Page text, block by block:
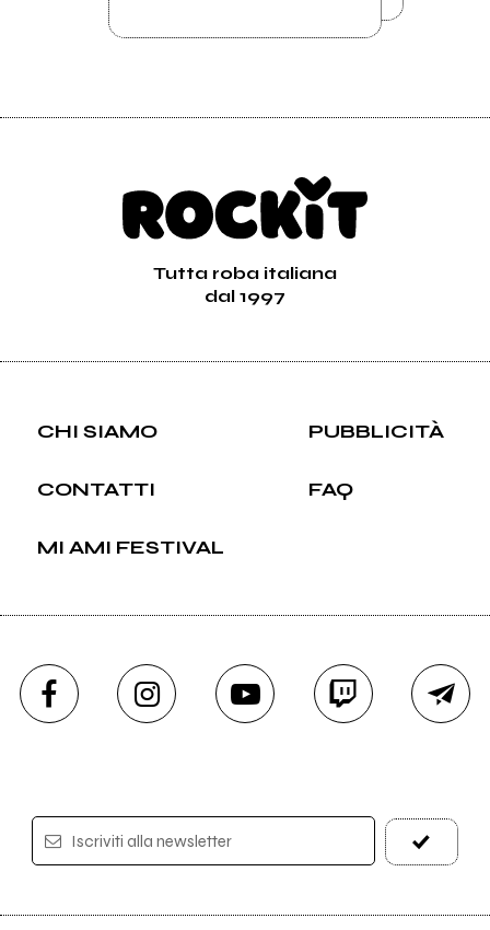
Tutta roba italiana
dal 1997
CHI SIAMO PUBBLICITÀ
CONTATTI FAQ
MI AMI FESTIVAL
Iscriviti alla newsletter